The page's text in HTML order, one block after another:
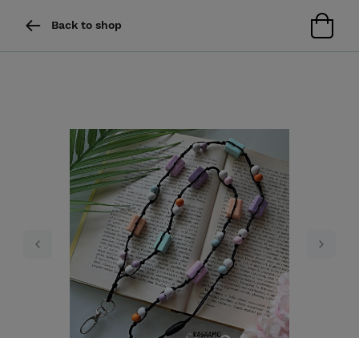
Back to shop
Previous Next